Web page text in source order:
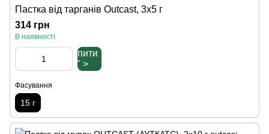
Пастка від тарганів Outcast, 3х5 г
314 грн
В наявності
Купити
" >
Фасування
15 г